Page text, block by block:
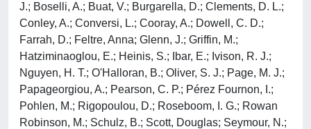
J.; Boselli, A.; Buat, V.; Burgarella, D.; Clements, D. L.;
Conley, A.; Conversi, L.; Cooray, A.; Dowell, C. D.;
Farrah, D.; Feltre, Anna; Glenn, J.; Griffin, M.;
Hatziminaoglou, E.; Heinis, S.; Ibar, E.; Ivison, R. J.;
Nguyen, H. T.; O'Halloran, B.; Oliver, S. J.; Page, M. J.;
Papageorgiou, A.; Pearson, C. P.; Pérez Fournon, I.;
Pohlen, M.; Rigopoulou, D.; Roseboom, I. G.; Rowan
Robinson, M.; Schulz, B.; Scott, Douglas; Seymour, N.;